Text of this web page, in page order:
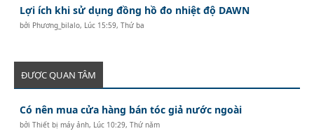
Lợi ích khi sử dụng đồng hồ đo nhiệt độ DAWN
bởi Phương_bilalo, Lúc 15:59, Thứ ba
ĐƯỢC QUAN TÂM
Có nên mua cửa hàng bán tóc giả nước ngoài
bởiThiết bị máy ảnh, Lúc 10:29, Thứ năm